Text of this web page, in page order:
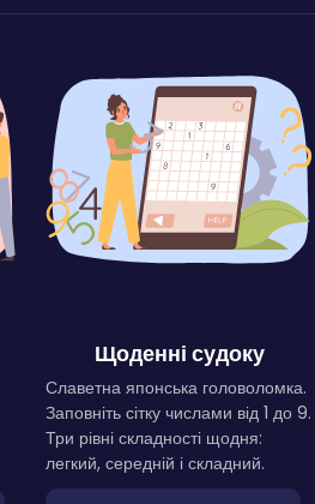
Щоденні судоку
Славетна японська головоломка.
Заповніть сітку числами від 1 до 9.
Три рівні складності щодня:
легкий, середній і складний.